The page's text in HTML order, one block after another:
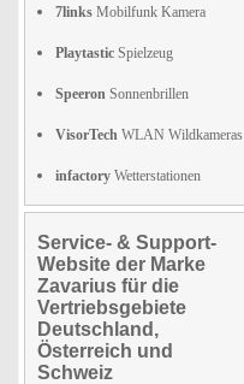
7links Mobilfunk Kamera
Playtastic Spielzeug
Speeron Sonnenbrillen
VisorTech WLAN Wildkameras
infactory Wetterstationen
Service- & Support-
Website der Marke
Zavarius für die
Vertriebsgebiete
Deutschland,
Österreich und
Schweiz